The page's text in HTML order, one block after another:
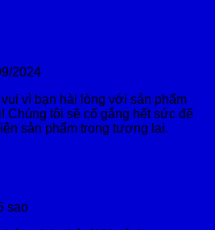
2024
vì bạn hài lòng với sản phẩm
Chúng tôi sẽ cố gắng hết sức để
sản phẩm trong tương lai.
sao